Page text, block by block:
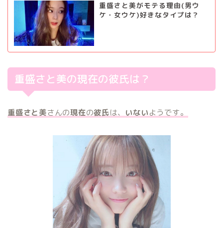
重盛さと美がモテる理由(男ウ
ケ・女ウケ)好きなタイプは？
重盛さと美の現在の彼氏は？
重盛さと美さんの現在の彼氏は、 いないようです。